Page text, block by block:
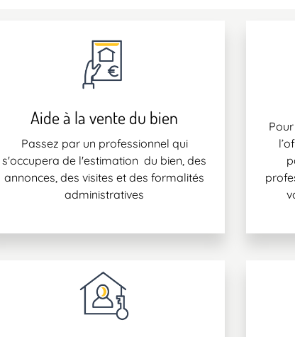
Aide à la vente du bien
Passez par un professionnel qui
s'occupera de l'estimation du bien, des
annonces, des visites et des formalités
administratives